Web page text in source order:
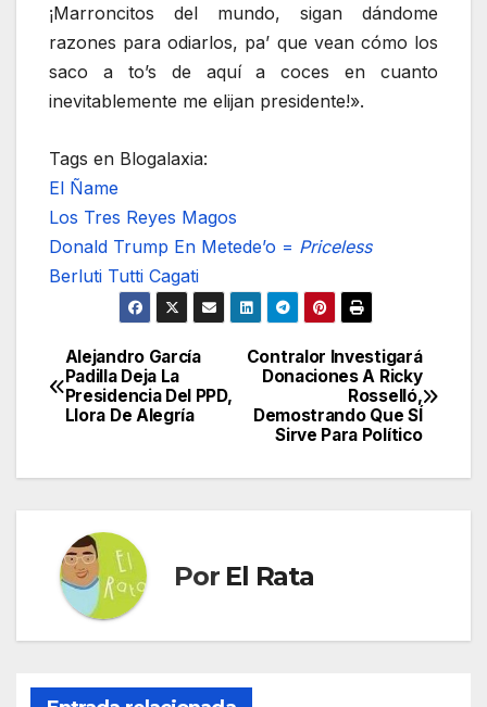
¡Marroncitos del mundo, sigan dándome
razones para odiarlos, pa’ que vean cómo los
saco a to’s de aquí a coces en cuanto
inevitablemente me elijan presidente!».
Tags en Blogalaxia:
El Ñame
Los Tres Reyes Magos
Donald Trump En Metede’o = Priceless
Berluti Tutti Cagati
Navegación
de
Contralor Investigará
Donaciones A Ricky
Rosselló,
Demostrando Que SÍ
Sirve Para Político
Alejandro García
Padilla Deja La
Presidencia Del PPD,
Llora De Alegría
Por El Rata